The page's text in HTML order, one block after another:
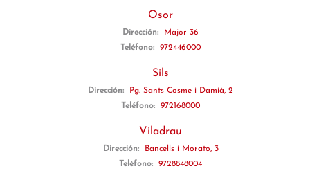
Osor
Dirección:
Major 36
Teléfono:
972446000
Sils
Dirección:
Pg. Sants Cosme i Damià, 2
Teléfono:
972168000
Viladrau
Dirección:
Bancells i Morato, 3
Teléfono:
9728848004